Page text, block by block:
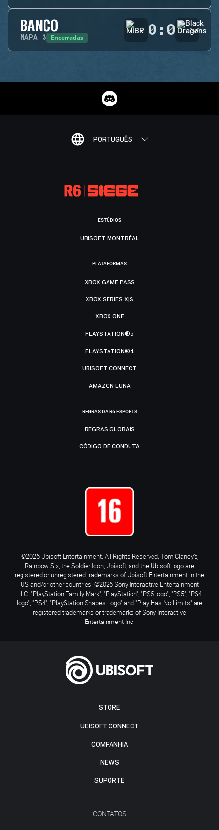
BANCO
MAPA 3 Encerradas 0 : 0
PORTUGUÊS
STORE
UBISOFT CONNECT
COMPANHIA
NEWS
SUPORTE
CONTATOS
ESTÚDIOS
UBISOFT MONTRÉAL
PLATAFORMAS
XBOX GAME PASS
XBOX SERIES X|S
XBOX ONE
PLAYSTATION®5
PLAYSTATION®4
UBISOFT CONNECT
AMAZON LUNA
REGRAS DA R6 ESPORTS
REGRAS GLOBAIS
CÓDIGO DE CONDUTA
©2026 Ubisoft Entertainment. All Rights Reserved. Tom Clancy’s,
Rainbow Six, the Soldier Icon, Ubisoft, and the Ubisoft logo are
registered or unregistered trademarks of Ubisoft Entertainment in the
US and/or other countries. ©2026 Sony Interactive Entertainment
LLC. "PlayStation Family Mark", "PlayStation", "PS5 logo", "PS5", "PS4
logo", "PS4", "PlayStation Shapes Logo" and "Play Has No Limits" are
registered trademarks or trademarks of Sony Interactive
Entertainment Inc.